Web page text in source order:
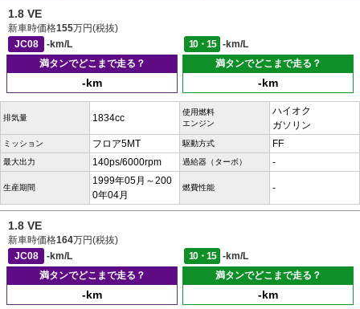
1.8 VE
新車時価格155万円(税抜)
JC08
-km/L 10・15
-km/L
満タンでどこまで走る？
-km
満タンでどこまで走る？
-km
排気量 1834cc
使用燃料
エンジン
ハイオク
ガソリン
ミッション フロア5MT 駆動方式 FF
最大出力 140ps/6000rpm 過給器（ターボ） -
生産期間
1999年05月～200
0年04月
燃費性能 -
1.8 VE
新車時価格164万円(税抜)
JC08
-km/L 10・15
-km/L
満タンでどこまで走る？
-km
満タンでどこまで走る？
-km